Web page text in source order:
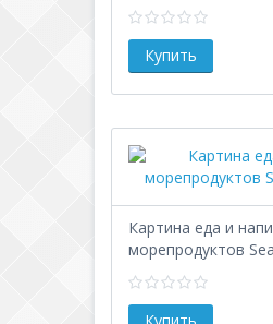
Картина еда и
морепродуктов